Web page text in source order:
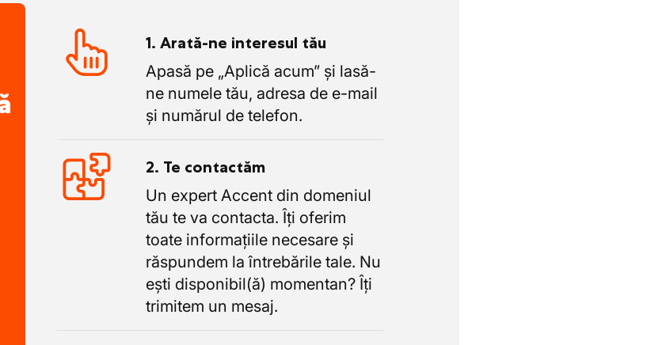
pentru a-ți consolida
discuție cu HR, iar apoi vei avea
este cu adevărat jobul. Îți vei
de această șansă și
mâine!
1. Arată-ne interesul tău
Apasă pe „Aplică acum” și lasă-
ne numele tău, adresa de e-mail
și numărul de telefon.
2. Te contactăm
Un expert Accent din domeniul
tău te va contacta. Îți oferim
toate informațiile necesare și
răspundem la întrebările tale. Nu
ești disponibil(ă) momentan? Îți
trimitem un mesaj.